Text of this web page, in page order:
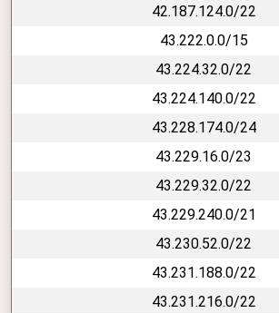
42.187.124.0/22
43.222.0.0/15
43.224.32.0/22
43.224.140.0/22
43.228.174.0/24
43.229.16.0/23
43.229.32.0/22
43.229.240.0/21
43.230.52.0/22
43.231.188.0/22
43.231.216.0/22